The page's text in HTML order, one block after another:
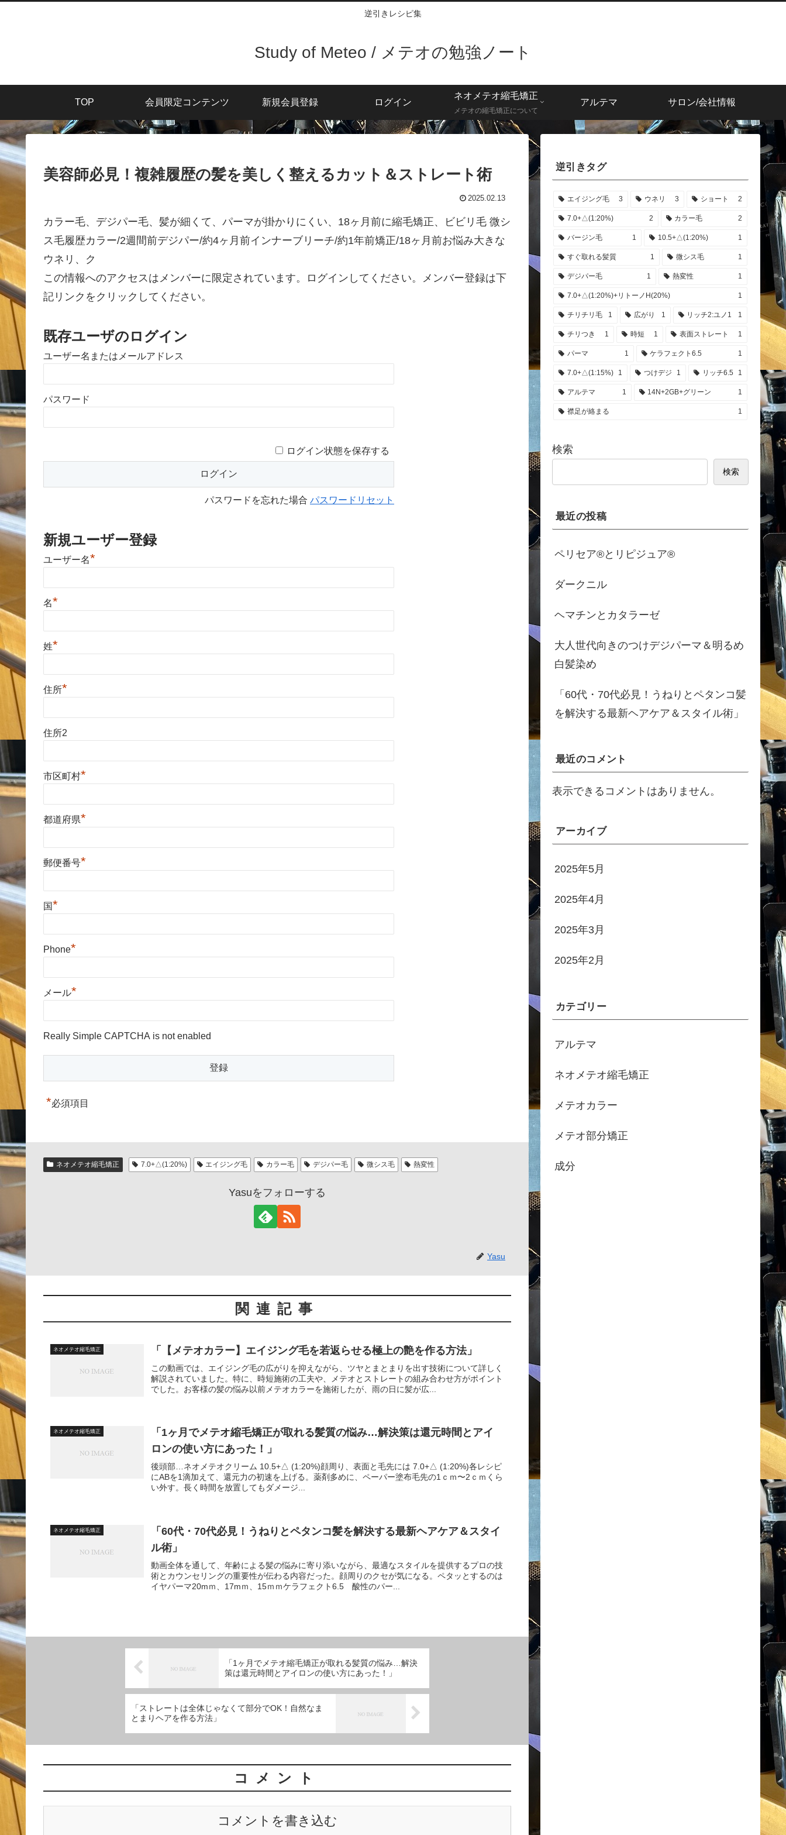
逆引きレシピ集
Study of Meteo / メテオの勉強ノート
TOP 会員限定コンテンツ 新規会員登録 ログイン
ネオメテオ縮毛矯正
メテオの縮毛矯正について
アルテマ サロン/会社情報
美容師必見！複雑履歴の髪を美しく整えるカット＆ストレート術
2025.02.13
カラー毛、デジパー毛、髪が細くて、パーマが掛かりにくい、18ヶ月前に縮毛矯正、ビビリ毛 微シ
ス毛履歴カラー/2週間前デジパー/約4ヶ月前インナーブリーチ/約1年前矯正/18ヶ月前お悩み大きな
ウネリ、ク
この情報へのアクセスはメンバーに限定されています。ログインしてください。メンバー登録は下
記リンクをクリックしてください。
既存ユーザのログイン
ユーザー名またはメールアドレス
パスワード
ログイン状態を保存する
パスワードを忘れた場合 パスワードリセット
新規ユーザー登録
ユーザー名*
名*
姓*
住所*
住所2
市区町村*
都道府県*
郵便番号*
国*
Phone*
メール*
Really Simple CAPTCHA is not enabled
*必須項目
ネオメテオ縮毛矯正 7.0+△(1:20%) エイジング毛 カラー毛 デジパー毛 微シス毛 熱変性
Yasuをフォローする
Yasu
関連記事
ネオメテオ縮毛矯正 「【メテオカラー】エイジング毛を若返らせる極上の艶を作る方法」
この動画では、エイジング毛の広がりを抑えながら、ツヤとまとまりを出す技術について詳しく
解説されていました。特に、時短施術の工夫や、メテオとストレートの組み合わせ方がポイント
でした。お客様の髪の悩み以前メテオカラーを施術したが、雨の日に髪が広...
ネオメテオ縮毛矯正
「1ヶ月でメテオ縮毛矯正が取れる髪質の悩み…解決策は還元時間とアイ
ロンの使い方にあった！」
後頭部…ネオメテオクリーム 10.5+△ (1:20%)顔周り、表面と毛先には 7.0+△ (1:20%)各レシピ
にABを1滴加えて、還元力の初速を上げる。薬剤多めに、ペーパー塗布毛先の1ｃｍ〜2ｃｍくら
い外す。長く時間を放置してもダメージ...
ネオメテオ縮毛矯正
「60代・70代必見！うねりとペタンコ髪を解決する最新ヘアケア＆スタイ
ル術」
動画全体を通して、年齢による髪の悩みに寄り添いながら、最適なスタイルを提供するプロの技
術とカウンセリングの重要性が伝わる内容だった。顔周りのクセが気になる。ペタッとするのは
イヤパーマ20mｍ、17mｍ、15ｍｍケラフェクト6.5 酸性のパー...
「1ヶ月でメテオ縮毛矯正が取れる髪質の悩み…解決
策は還元時間とアイロンの使い方にあった！」
「ストレートは全体じゃなくて部分でOK！自然なま
とまりヘアを作る方法」
コメント
コメントを書き込む
逆引きタグ
エイジング毛 3 ウネリ 3 ショート 2
7.0+△(1:20%) 2 カラー毛 2
バージン毛 1 10.5+△(1:20%) 1
すぐ取れる髪質 1 微シス毛 1
デジパー毛 1 熱変性 1
7.0+△(1:20%)+リトーノH(20%) 1
チリチリ毛 1 広がり 1 リッチ2:ユノ1 1
チリつき 1 時短 1 表面ストレート 1
パーマ 1 ケラフェクト6.5 1
7.0+△(1:15%) 1 つけデジ 1 リッチ6.5 1
アルテマ 1 14N+2GB+グリーン 1
襟足が絡まる 1
検索
検索
最近の投稿
ペリセア®とリピジュア®
ダークニル
ヘマチンとカタラーゼ
大人世代向きのつけデジパーマ＆明るめ
白髪染め
「60代・70代必見！うねりとペタンコ髪
を解決する最新ヘアケア＆スタイル術」
最近のコメント
表示できるコメントはありません。
アーカイブ
2025年5月
2025年4月
2025年3月
2025年2月
カテゴリー
アルテマ
ネオメテオ縮毛矯正
メテオカラー
メテオ部分矯正
成分